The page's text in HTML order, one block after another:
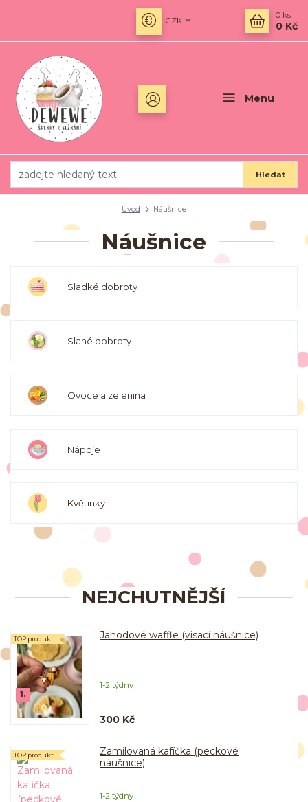
Menu
CZK
Hledat
0 ks
0 Kč
Úvod Náušnice
Náušnice
Sladké dobroty
Slané dobroty
Ovoce a zelenina
Nápoje
Květinky
NEJCHUTNĚJŠÍ
1.
Jahodové waffle (visací náušnice)
1-2 týdny
TOP produkt
300 Kč
Zamilovaná kafíčka (peckové
náušnice)
1-2 týdny
TOP produkt